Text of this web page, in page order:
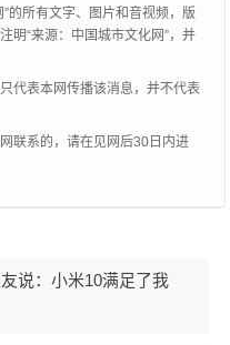
的所有文字、图片和音视频，版
明“来源：中国城市文化网”，并
代表本网传播该消息，并不代表
联系的，请在见网后30日内进
说：小米10满足了我